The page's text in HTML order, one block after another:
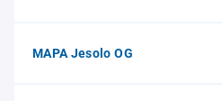
MAPA Jesolo OG